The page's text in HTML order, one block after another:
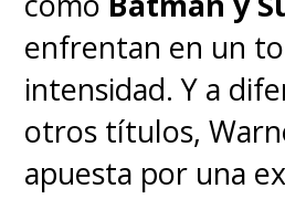
enfrentan en un
intensidad. Y a
otros títulos,
apuesta por una